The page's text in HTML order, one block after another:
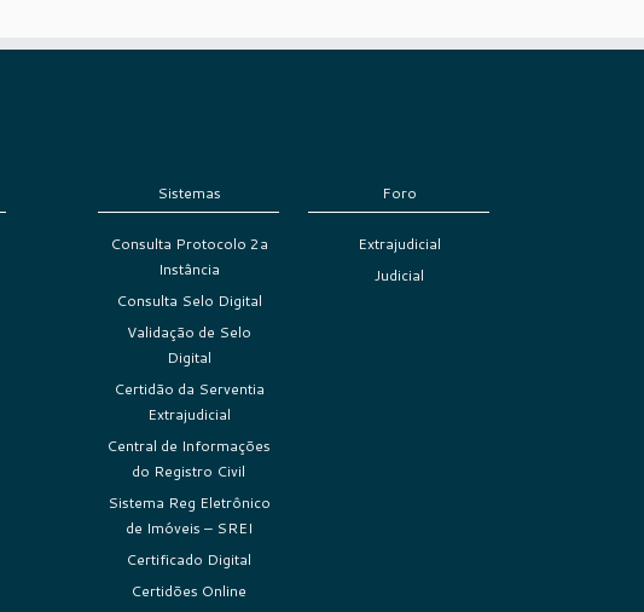
Sistemas
Consulta Protocolo 2a
Instância
Consulta Selo Digital
Validação de Selo
Digital
Certidão da Serventia
Extrajudicial
Central de Informações
do Registro Civil
Sistema Reg Eletrônico
de Imóveis – SREI
Certificado Digital
Certidões Online
Foro
Extrajudicial
Judicial